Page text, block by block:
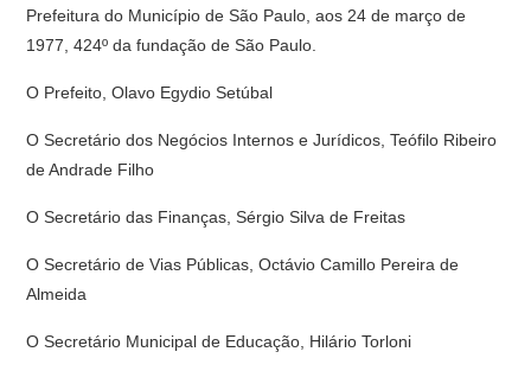
Prefeitura do Município de São Paulo, aos 24 de março de
1977, 424º da fundação de São Paulo.
O Prefeito, Olavo Egydio Setúbal
O Secre­tário dos Negócios Internos e Jurídicos, Teófilo Ribeiro
de Andrade Filho
O Secretário das Finanças, Sérgio Silva de Freitas
O Secretário de Vias Públicas, Octávio Camillo Pereira de
Almeida
O Secretário Munici­pal de Educação, Hilário Torloni